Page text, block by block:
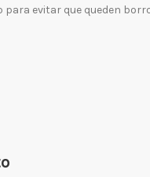
evitar que queden